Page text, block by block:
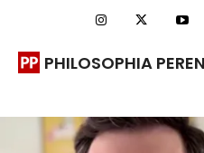
PHILOSOPHIA